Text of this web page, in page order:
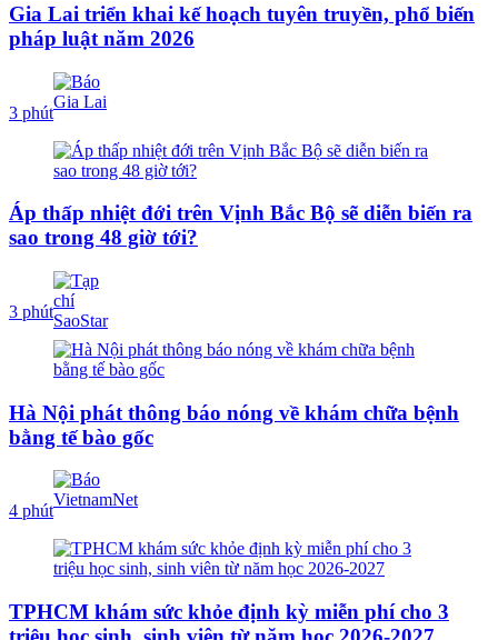
Gia Lai triển khai kế hoạch tuyên truyền, phổ biến
pháp luật năm 2026
3 phút
Áp thấp nhiệt đới trên Vịnh Bắc Bộ sẽ diễn biến ra
sao trong 48 giờ tới?
3 phút
Hà Nội phát thông báo nóng về khám chữa bệnh
bằng tế bào gốc
4 phút
TPHCM khám sức khỏe định kỳ miễn phí cho 3